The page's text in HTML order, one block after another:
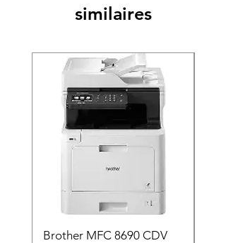
similaires
Brother MFC 8690 CDV